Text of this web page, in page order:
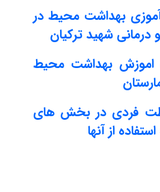
بهداشت محیط در
درمانی شهید ترکیان
اموزش بهداشت محیط
فردی در بخش های
از آنها